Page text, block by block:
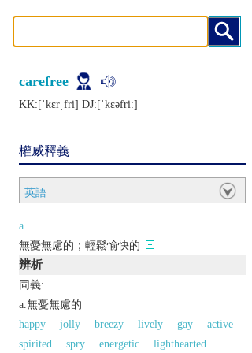
carefree
KK:[ˈkɛrˌfri] DJ:[ˈkɛǝfriː]
權威釋義
英語
a.
無憂無慮的；輕鬆愉快的
辨析
同義:
a.無憂無慮的
happy
jolly breezy lively gay
active
spirited
spry energetic lighthearted